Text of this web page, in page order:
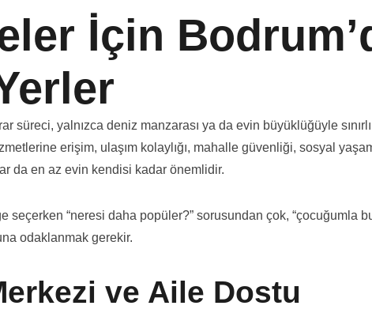
İçin
süreci, yalnızca deniz manzarası ya da evin büyüklüğüyle sınırlı
erişim, ulaşım kolaylığı, mahalle güvenliği, sosyal
da en az evin kendisi kadar önemlidir.
seçerken “neresi daha popüler?” sorusundan çok, “çocuğumla
odaklanmak gerekir.
ve Aile Dostu